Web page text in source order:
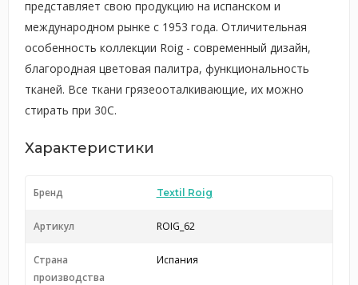
представляет свою продукцию на испанском и
международном рынке с 1953 года. Отличительная
особенность коллекции Roig - cовременный дизайн,
благородная цветовая палитра, функциональность
тканей. Все ткани грязеооталкивающие, их можно
стирать при 30С.
Характеристики
Бренд Textil Roig
Артикул ROIG_62
Страна
производства
Испания